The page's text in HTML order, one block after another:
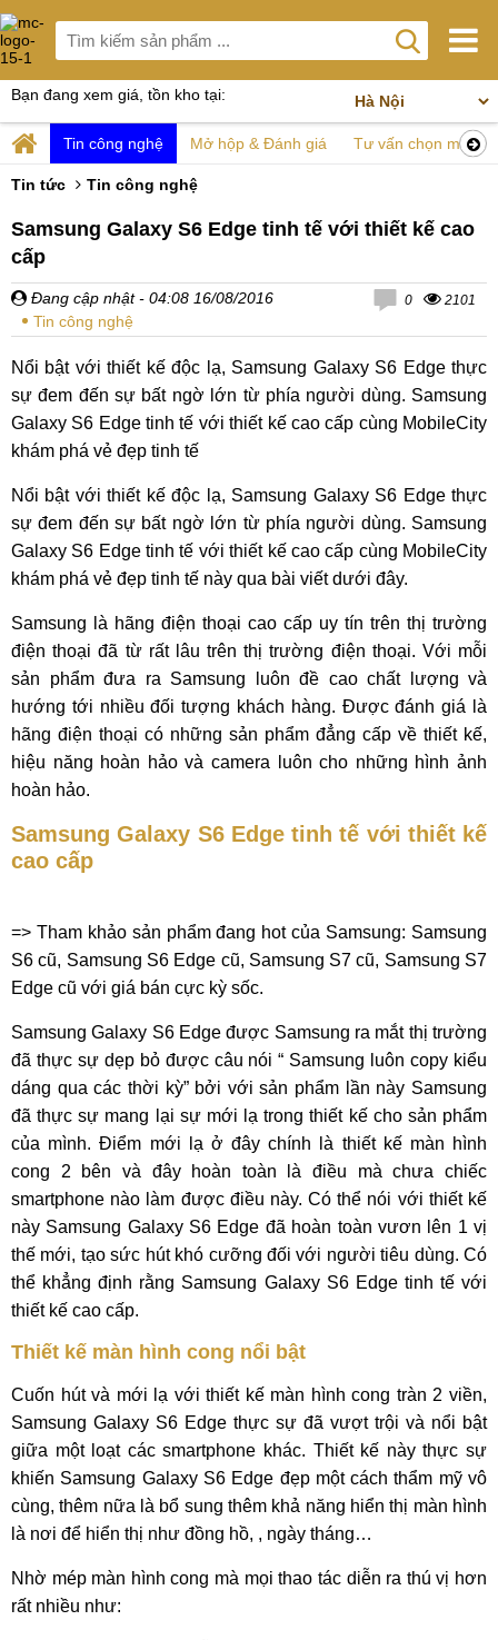
Bạn đang xem giá, tồn kho tại:
Tin công nghệ Mở hộp & Đánh giá Tư vấn chọn mua
Tin tức Tin công nghệ
Samsung Galaxy S6 Edge tinh tế với thiết kế cao
cấp
Đang cập nhật - 04:08 16/08/2016
Tin công nghệ
0 2101
Nổi bật với thiết kế độc lạ, Samsung Galaxy S6 Edge thực
sự đem đến sự bất ngờ lớn từ phía người dùng. Samsung
Galaxy S6 Edge tinh tế với thiết kế cao cấp cùng MobileCity
khám phá vẻ đẹp tinh tế
Nổi bật với thiết kế độc lạ, Samsung Galaxy S6 Edge thực
sự đem đến sự bất ngờ lớn từ phía người dùng. Samsung
Galaxy S6 Edge tinh tế với thiết kế cao cấp cùng MobileCity
khám phá vẻ đẹp tinh tế này qua bài viết dưới đây.
Samsung là hãng điện thoại cao cấp uy tín trên thị trường
điện thoại đã từ rất lâu trên thị trường điện thoại. Với mỗi
sản phẩm đưa ra Samsung luôn đề cao chất lượng và
hướng tới nhiều đối tượng khách hàng. Được đánh giá là
hãng điện thoại có những sản phẩm đẳng cấp về thiết kế,
hiệu năng hoàn hảo và camera luôn cho những hình ảnh
hoàn hảo.
Samsung Galaxy S6 Edge tinh tế với thiết kế
cao cấp
=> Tham khảo sản phẩm đang hot của Samsung: Samsung
S6 cũ, Samsung S6 Edge cũ, Samsung S7 cũ, Samsung S7
Edge cũ với giá bán cực kỳ sốc.
Samsung Galaxy S6 Edge được Samsung ra mắt thị trường
đã thực sự dẹp bỏ được câu nói “ Samsung luôn copy kiểu
dáng qua các thời kỳ” bởi với sản phẩm lần này Samsung
đã thực sự mang lại sự mới lạ trong thiết kế cho sản phẩm
của mình. Điểm mới lạ ở đây chính là thiết kế màn hình
cong 2 bên và đây hoàn toàn là điều mà chưa chiếc
smartphone nào làm được điều này. Có thể nói với thiết kế
này Samsung Galaxy S6 Edge đã hoàn toàn vươn lên 1 vị
thế mới, tạo sức hút khó cưỡng đối với người tiêu dùng. Có
thể khẳng định rằng Samsung Galaxy S6 Edge tinh tế với
thiết kế cao cấp.
Thiết kế màn hình cong nổi bật
Cuốn hút và mới lạ với thiết kế màn hình cong tràn 2 viền,
Samsung Galaxy S6 Edge thực sự đã vượt trội và nổi bật
giữa một loạt các smartphone khác. Thiết kế này thực sự
khiến Samsung Galaxy S6 Edge đẹp một cách thẩm mỹ vô
cùng, thêm nữa là bổ sung thêm khả năng hiển thị màn hình
là nơi để hiển thị như đồng hồ, , ngày tháng…
Nhờ mép màn hình cong mà mọi thao tác diễn ra thú vị hơn
rất nhiều như: